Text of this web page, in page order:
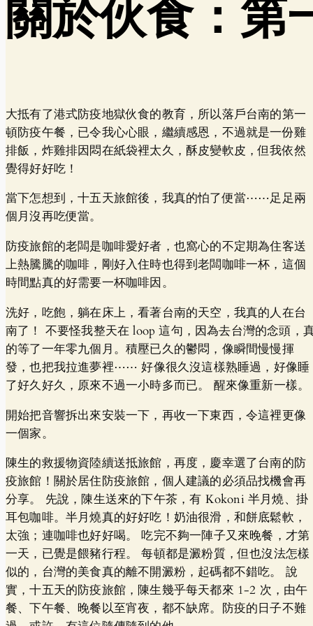
關於伙食：第
大抵有了港式防疫地獄伙食的教育，所以落戶台南的第一
頓防疫午餐，已令我心心眼，繼續感恩，不過就是一份雞
排飯，炸雞排因悶在紙袋裡太久，酥皮變軟皮，但我依然
覺得好好吃！
當下怎想到，十五天旅館後，我真的怕了便當⋯⋯足足兩
個月沒再吃便當。
防疫旅館的老闆是咖啡愛好者，也窩心的不定期為住客送
上熱騰騰的咖啡，剛好入住時也得到老闆咖啡一杯，這個
時間點真的好需要一杯咖啡因。
洗好，吃飽，躺在床上，看著台南的天空，我真的人在台
南了！ 不要怪我整天在 loop 這句，因為去台灣的念頭，
的等了一年零九個月。積壓已久的鬱悶，像瞬間慢慢揮
發，也把我拉進夢裡⋯⋯ 好像很久沒這樣熟睡過，好像睡
了好久好久，原來不過一小時多而已。 醒來像重新一樣。
開始把音響拆出來安裝一下，再收一下東西，令這裡更像
一個家。
陳生的救援物資陸續送抵旅館，再度，慶幸選了台南的防
疫旅館！關於居住防疫旅館，個人建議的必須品找機會再
分享。 先說，陳生送來的下午茶，有 Kokoni 半月燒、掛
耳包咖啡。半月燒真的好好吃！奶油很滑，和餅底鬆軟，
太強；連咖啡也好好喝。 吃完不夠一陣子又來晚餐，才第
一天，已覺是餵豬行程。 每頓都是澱粉質，但也沒法怎樣
似的，台灣的美食真的離不開澱粉，起碼都不錯吃。 說
實，十五天的防疫旅館，陳生幾乎每天都來 1-2 次，由午
餐、下午餐、晚餐以至宵夜，都不缺席。防疫的日子不難